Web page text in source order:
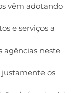
vêm adotando
e serviços a
neste
justamente os